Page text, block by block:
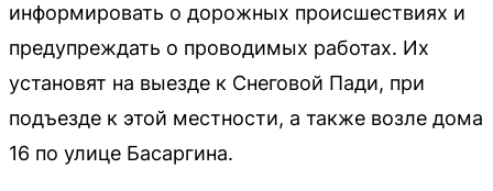
информировать о дорожных происшествиях и
предупреждать о проводимых работах. Их
установят на выезде к Снеговой Пади, при
подъезде к этой местности, а также возле дома
16 по улице Басаргина.